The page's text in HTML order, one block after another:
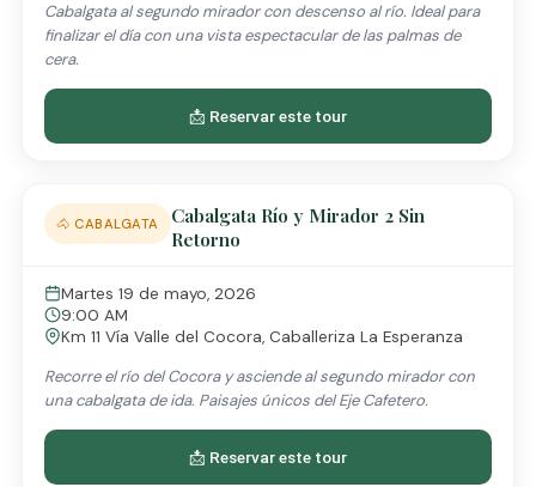
Cabalgata al segundo mirador con descenso al río. Ideal para
finalizar el día con una vista espectacular de las palmas de
cera.
📩 Reservar este tour
🐴 CABALGATA
Cabalgata Río y Mirador 2 Sin
Retorno
Martes 19 de mayo, 2026
9:00 AM
Km 11 Vía Valle del Cocora, Caballeriza La Esperanza
Recorre el río del Cocora y asciende al segundo mirador con
una cabalgata de ida. Paisajes únicos del Eje Cafetero.
📩 Reservar este tour